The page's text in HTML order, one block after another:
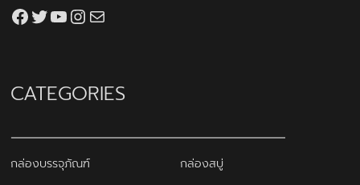
Facebook
Twitter
YouTube
Instagram
thaiprintshop.aw@gmail.com
CATEGORIES
กล่องบรรจุภัณฑ์
กล่องสบู่